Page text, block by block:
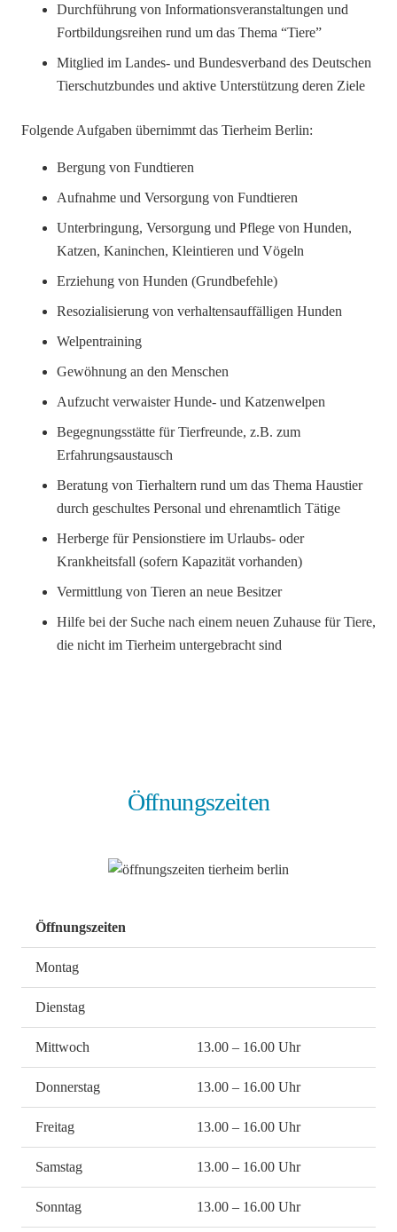
Durchführung von Informationsveranstaltungen und
Fortbildungsreihen rund um das Thema “Tiere”
Mitglied im Landes- und Bundesverband des Deutschen
Tierschutzbundes und aktive Unterstützung deren Ziele
Folgende Aufgaben übernimmt das Tierheim Berlin:
Bergung von Fundtieren
Aufnahme und Versorgung von Fundtieren
Unterbringung, Versorgung und Pflege von Hunden,
Katzen, Kaninchen, Kleintieren und Vögeln
Erziehung von Hunden (Grundbefehle)
Resozialisierung von verhaltensauffälligen Hunden
Welpentraining
Gewöhnung an den Menschen
Aufzucht verwaister Hunde- und Katzenwelpen
Begegnungsstätte für Tierfreunde, z.B. zum
Erfahrungsaustausch
Beratung von Tierhaltern rund um das Thema Haustier
durch geschultes Personal und ehrenamtlich Tätige
Herberge für Pensionstiere im Urlaubs- oder
Krankheitsfall (sofern Kapazität vorhanden)
Vermittlung von Tieren an neue Besitzer
Hilfe bei der Suche nach einem neuen Zuhause für Tiere,
die nicht im Tierheim untergebracht sind
Öffnungszeiten
Öffnungszeiten
Montag
Dienstag
Mittwoch 13.00 – 16.00 Uhr
Donnerstag 13.00 – 16.00 Uhr
Freitag 13.00 – 16.00 Uhr
Samstag 13.00 – 16.00 Uhr
Sonntag 13.00 – 16.00 Uhr